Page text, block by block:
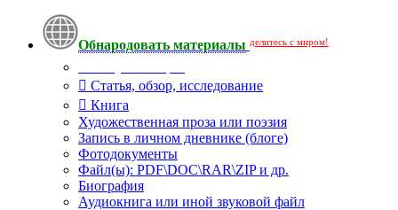
Обнародовать материалы делитесь с миром!
Статья, обзор, исследование
Книга
Художественная проза или поэзия
Запись в личном дневнике (блоге)
Фотодокументы
Файл(ы): PDF\DOC\RAR\ZIP и др.
Биография
Аудиокнига или иной звуковой файл